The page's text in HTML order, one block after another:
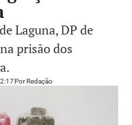
Laguna, DP de
prisão dos
PorRedação